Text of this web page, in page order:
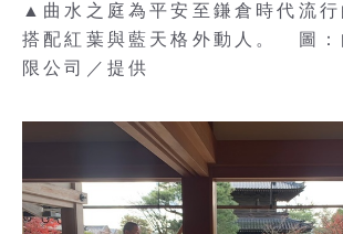
▲曲水之庭為平安至鎌倉時代流行
搭配紅葉與藍天格外動人。 圖：
限公司／提供